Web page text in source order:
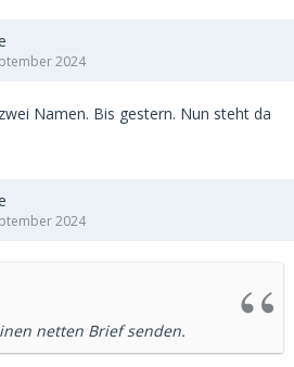
2024
Namen. Bis gestern. Nun steht da
2024
netten Brief senden.